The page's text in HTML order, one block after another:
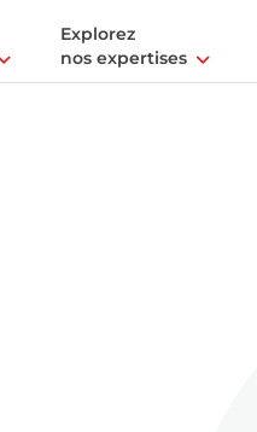
Explorez
nos expertises